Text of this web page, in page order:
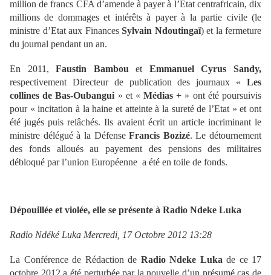
million de francs CFA d’amende à payer à l’Etat centrafricain, dix
millions de dommages et intérêts à payer à la partie civile (le
ministre d’Etat aux Finances Sylvain Ndoutingaï) et la fermeture
du journal pendant un an.
En 2011,Faustin Bambou et Emmanuel Cyrus Sandy,
respectivement Directeur de publication des journaux « Les
collines de Bas-Oubangui » et «Médias + » ont été poursuivis
pour « incitation à la haine et atteinte à la sureté de l’Etat » et ont
été jugés puis relâchés. Ils avaient écrit un article incriminant le
ministre délégué à la DéfenseFrancis Bozizé. Le détournement
des fonds alloués au payement des pensions des militaires
débloqué par l’union Européenne a été en toile de fonds.
Dépouillée et violée, elle se présente à Radio Ndeke Luka
Radio Ndéké Luka Mercredi, 17 Octobre 2012 13:28
La Conférence de Rédaction de Radio Ndeke Luka de ce 17